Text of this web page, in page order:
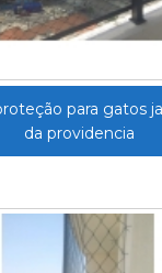
para gatos
da providencia